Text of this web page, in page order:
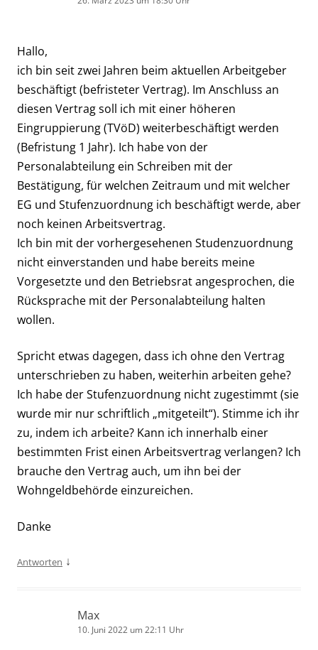
Hallo,
ich bin seit zwei Jahren beim aktuellen Arbeitgeber
beschäftigt (befristeter Vertrag). Im Anschluss an
diesen Vertrag soll ich mit einer höheren
Eingruppierung (TVöD) weiterbeschäftigt werden
(Befristung 1 Jahr). Ich habe von der
Personalabteilung ein Schreiben mit der
Bestätigung, für welchen Zeitraum und mit welcher
EG und Stufenzuordnung ich beschäftigt werde, aber
noch keinen Arbeitsvertrag.
Ich bin mit der vorhergesehenen Studenzuordnung
nicht einverstanden und habe bereits meine
Vorgesetzte und den Betriebsrat angesprochen, die
Rücksprache mit der Personalabteilung halten
wollen.
Spricht etwas dagegen, dass ich ohne den Vertrag
unterschrieben zu haben, weiterhin arbeiten gehe?
Ich habe der Stufenzuordnung nicht zugestimmt (sie
wurde mir nur schriftlich „mitgeteilt“). Stimme ich ihr
zu, indem ich arbeite? Kann ich innerhalb einer
bestimmten Frist einen Arbeitsvertrag verlangen? Ich
brauche den Vertrag auch, um ihn bei der
Wohngeldbehörde einzureichen.
Danke
Antworten ↓
Max
10. Juni 2022 um 22:11 Uhr